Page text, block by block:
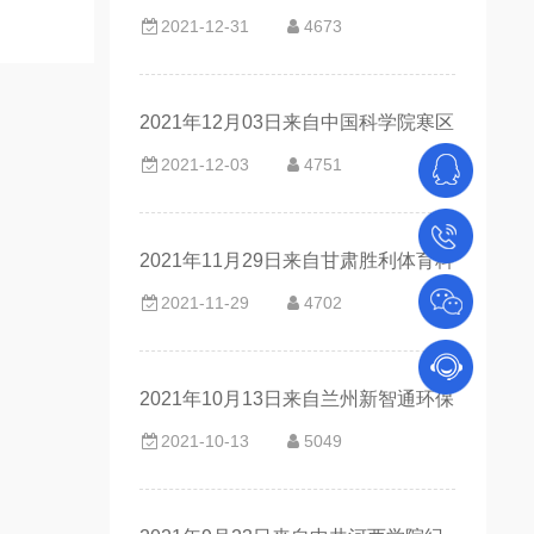
品有限责任公司的客户评价
2021-12-31 4673
2021年12月03日来自中国科学院寒区
旱区环境与工程研究院的客户评价
2021-12-03 4751
2021年11月29日来自甘肃胜利体育科
技有限公司的客户评价
2021-11-29 4702
2021年10月13日来自兰州新智通环保
工程技术有限公司的客户评价
2021-10-13 5049